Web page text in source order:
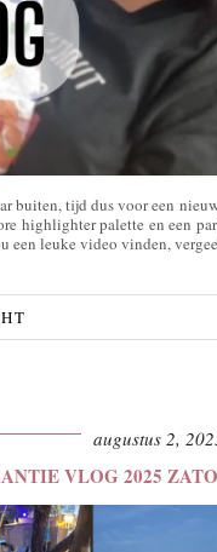
buiten, tijd dus voor een
highlighter palette en een
leuke video vinden,
augustus 2,